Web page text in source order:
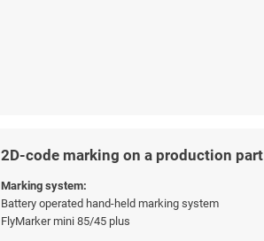
2D-code marking on a production part
Marking system:
Battery operated hand-held marking system
FlyMarker mini 85/45 plus